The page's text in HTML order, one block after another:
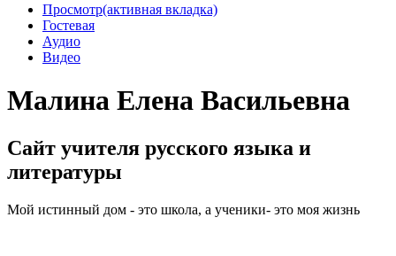
Просмотр(активная вкладка)
Гостевая
Аудио
Видео
Малина Елена Васильевна
Сайт учителя русского языка и
литературы
Мой истинный дом - это школа, а ученики- это моя жизнь